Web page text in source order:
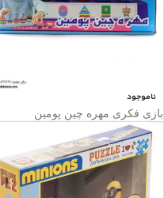
ناموجود
بازی فکری مهره چین پومین